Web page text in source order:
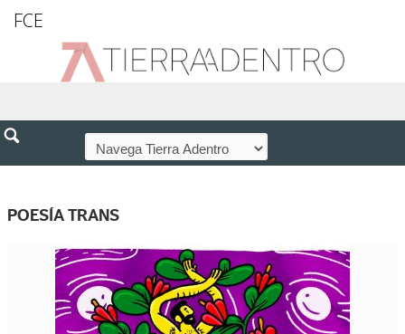
FCE
POESÍA TRANS